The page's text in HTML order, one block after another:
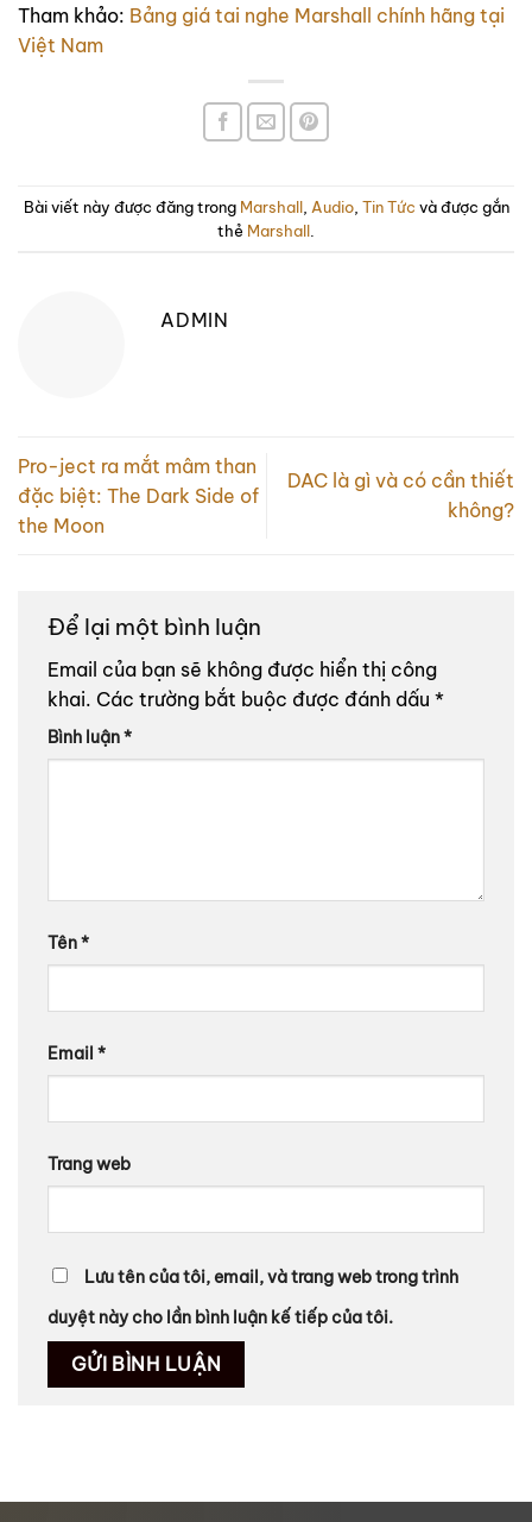
Tham khảo: Bảng giá tai nghe Marshall chính hãng tại
Việt Nam
Bài viết này được đăng trong Marshall, Audio, Tin Tức và được gắn
thẻ Marshall
ADMIN
Pro-ject ra mắt mâm than
đặc biệt: The Dark Side of
the Moon
DAC là gì và có cần thiết
không?
Để lại một bình luận
Email của bạn sẽ không được hiển thị công
khai. Các trường bắt buộc được đánh dấu *
Bình luận*
Tên*
Email *
Trang web
Lưu tên của tôi, email, và trang web trong trình
duyệt này cho lần bình luận kế tiếp của tôi.